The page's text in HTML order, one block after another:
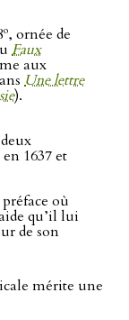
o, ornée de
Faux
aux
Une lettre
).
1637 et
où
qu’il lui
de son
mérite une